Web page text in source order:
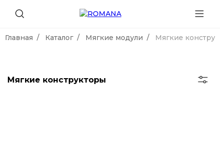
Главная Каталог Мягкие модули Мягкие
Мягкие конструкторы